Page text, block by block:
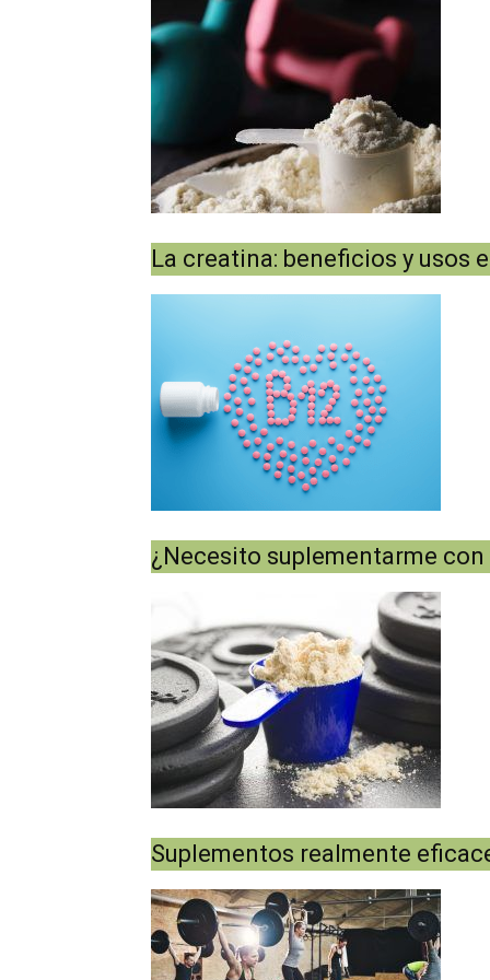
La creatina: beneficios y usos
¿Necesito suplementarme
Suplementos realmente